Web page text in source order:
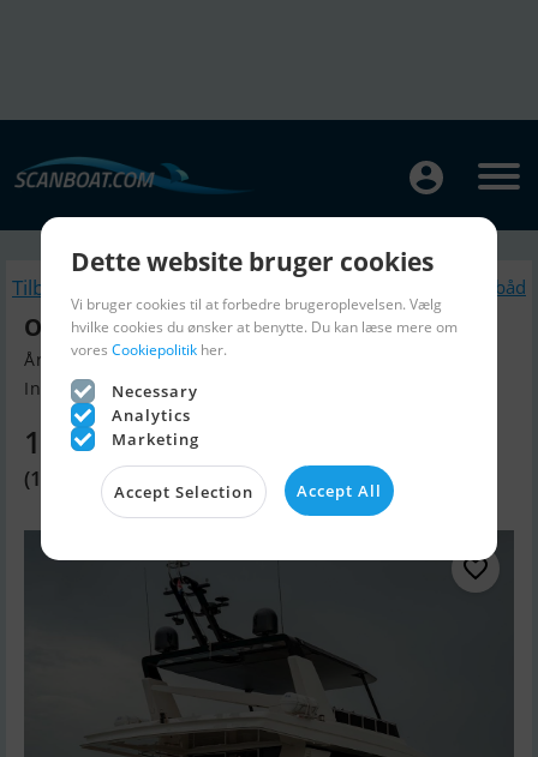
Tilbage Lignende Motorbåd
Oceanco 25M - Refit !!
Årgang 1995, Motorbåd til salg
Info Boote Riedl Novigrad, Kroa...
11.190.210 DKK
(1.499.000 EUR)
Dette website bruger cookies
Vi bruger cookies til at forbedre brugeroplevelsen. Vælg
hvilke cookies du ønsker at benytte. Du kan læse mere om
vores Cookiepolitik her.
Necessary
Analytics
Marketing
Accept Selection Accept All